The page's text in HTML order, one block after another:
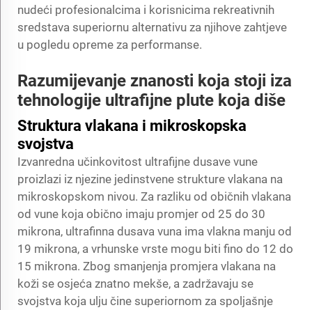
nudeći profesionalcima i korisnicima rekreativnih
sredstava superiornu alternativu za njihove zahtjeve
u pogledu opreme za performanse.
Razumijevanje znanosti koja stoji iza
tehnologije ultrafijne plute koja diše
Struktura vlakana i mikroskopska
svojstva
Izvanredna učinkovitost ultrafijne dusave vune
proizlazi iz njezine jedinstvene strukture vlakana na
mikroskopskom nivou. Za razliku od običnih vlakana
od vune koja obično imaju promjer od 25 do 30
mikrona, ultrafinna dusava vuna ima vlakna manju od
19 mikrona, a vrhunske vrste mogu biti fino do 12 do
15 mikrona. Zbog smanjenja promjera vlakana na
koži se osjeća znatno mekše, a zadržavaju se
svojstva koja ulju čine superiornom za spoljašnje